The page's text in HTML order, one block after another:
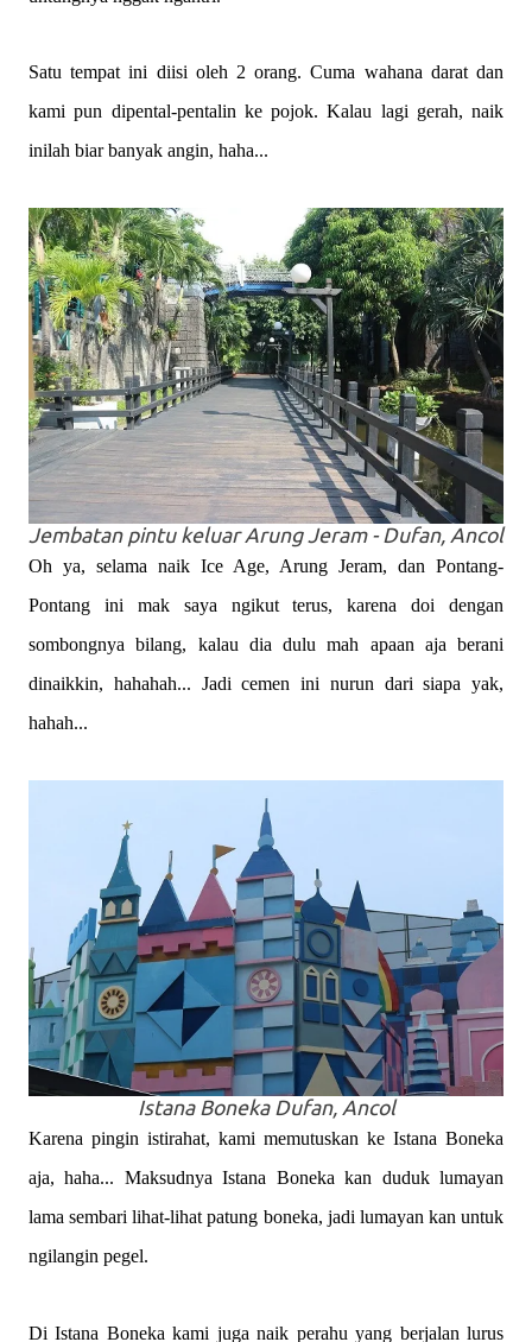
Satu tempat ini diisi oleh 2 orang. Cuma wahana darat dan
kami pun dipental-pentalin ke pojok. Kalau lagi gerah, naik
inilah biar banyak angin, haha...
Jembatan pintu keluar Arung Jeram - Dufan, Ancol
Oh ya, selama naik Ice Age, Arung Jeram, dan Pontang-
Pontang ini mak saya ngikut terus, karena doi dengan
sombongnya bilang, kalau dia dulu mah apaan aja berani
dinaikkin, hahahah... Jadi cemen ini nurun dari siapa yak,
hahah...
Istana Boneka Dufan, Ancol
Karena pingin istirahat, kami memutuskan ke Istana Boneka
aja, haha... Maksudnya Istana Boneka kan duduk lumayan
lama sembari lihat-lihat patung boneka, jadi lumayan kan untuk
ngilangin pegel.
Di Istana Boneka kami juga naik perahu yang berjalan lurus